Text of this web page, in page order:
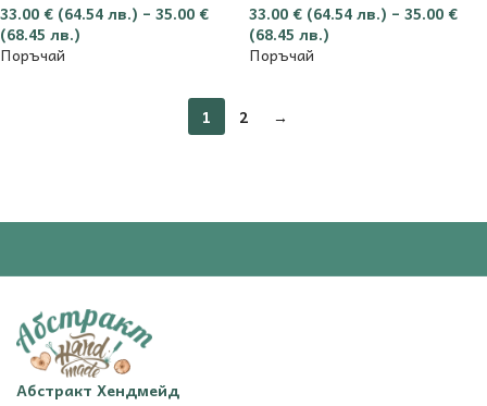
33.00 € (64.54 лв.) – 35.00 €
(68.45 лв.)
Поръчай
33.00 € (64.54 лв.) – 35.00 €
(68.45 лв.)
Поръчай
1 2 →
Абстракт Хендмейд